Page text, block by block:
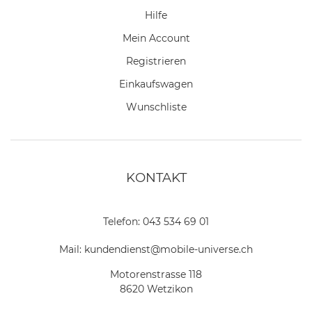
Hilfe
Mein Account
Registrieren
Einkaufswagen
Wunschliste
KONTAKT
Telefon: 043 534 69 01
Mail: kundendienst@mobile-universe.ch
Motorenstrasse 118
8620 Wetzikon